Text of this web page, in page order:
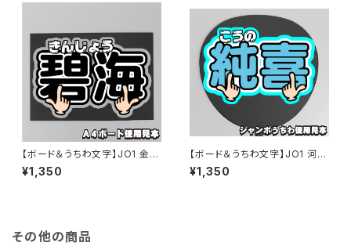
【ボード＆うちわ文字】JO1 金城
碧海くん①GO to The TOP 即
納 【JO1】
¥1,350
【ボード＆うちわ文字】JO1 河野
純喜くん①GO to The TOP 即
納 【JO1】
¥1,350
その他の商品